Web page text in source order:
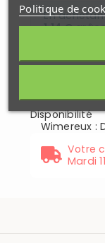
En
1,14 €
fidélité.
Disponibilité
Wimereux :
Votre
Mardi
Politique de